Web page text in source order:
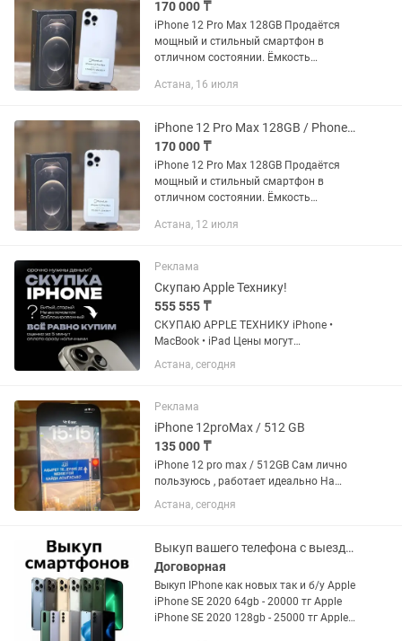
170 000 ₸
iPhone 12 Pro Max 128GB Продаётся
мощный и стильный смартфон в
отличном состоянии. Ёмкость
Цена: 170 000 тг Доступен Trade-in —
Астана, 16 июля
iPhone 12 Pro Max 128GB / PhoneLab
170 000 ₸
iPhone 12 Pro Max 128GB Продаётся
мощный и стильный смартфон в
отличном состоянии. Ёмкость
Цена: 170 000 тг Доступен Trade-in —
Астана, 12 июля
Реклама
Скупаю Apple Технику!
555 555 ₸
СКУПАЮ APPLE ТЕХНИКУ iPhone •
MacBook • iPad Цены могут
варьироваться в зависимости от
объёма памяти, состояния устройства
до 40 000 тг iPhone XR — до 40 000...
Астана, сегодня
Реклама
iPhone 12proMax / 512 GB
135 000 ₸
iPhone 12 pro max / 512GB Сам лично
пользуюсь , работает идеально На
экране есть пятно, на работу никак
абсолютно не влияет Коробка имеется,
Астана, сегодня
Выкуп вашего телефона с выездом на ваш адрес
Договорная
Выкуп IPhone как новых так и б/у Apple
iPhone SE 2020 64gb - 20000 тг Apple
iPhone SE 2020 128gb - 25000 тг Apple